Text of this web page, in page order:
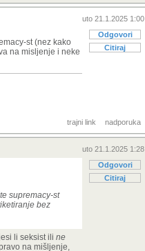
uto 21.1.2025 1:00
Odgovori
Citiraj
st (nez kako
na misljenje i neke
trajni link nadporuka
uto 21.1.2025 1:28
Odgovori
Citiraj
supremacy-st
bez
li seksist ili ne
na mišljenje,